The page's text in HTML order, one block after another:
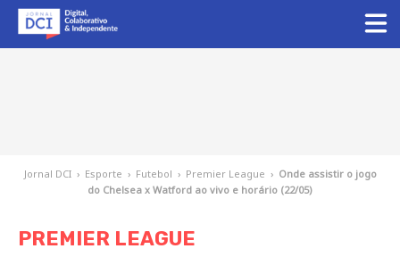
Jornal DCI › Esporte › Futebol › Premier League › Onde assistir o jogo
do Chelsea x Watford ao vivo e horário (22/05)
PREMIER LEAGUE